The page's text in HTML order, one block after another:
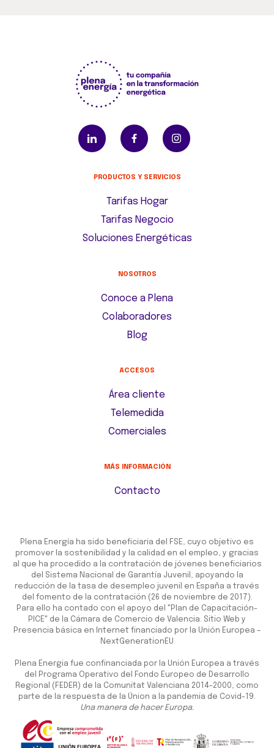
PRODUCTOS Y SERVICIOS
Tarifas Hogar
Tarifas Negocio
Soluciones Energéticas
NOSOTROS
Conoce a Plena
Colaboradores
Blog
ACCESOS
Área cliente
Telemedida
Comerciales
MÁS INFORMACIÓN
Contacto
Plena Energía ha sido beneficiaria del FSE, cuyo objetivo es
promover la sostenibilidad y la calidad en el empleo, y gracias
al que ha procedido a la contratación de jóvenes beneficiarios
del Sistema Nacional de Garantía Juvenil, apoyando la
reducción de la tasa de desempleo juvenil en España a través
del fomento de la contratación (26 de noviembre de 2017).
Para ello ha contado con el apoyo del "Plan de Capacitación-
PICE" de la Cámara de Comercio de Valencia. Sitio Web y
Presencia básica en Internet financiado por la Unión Europea –
NextGenerationEU
Plena Energia fue confinanciada por la Unión Europea a través
del Programa Operativo del Fondo Europeo de Desarrollo
Regional (FEDER) de la Comunitat Valenciana 2014-2000, como
parte de la respuesta de la Únion a la pandemia de Covid-19.
Una manera de hacer Europa.